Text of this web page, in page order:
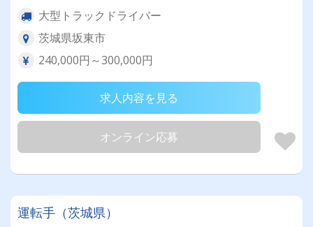
大型トラックドライバー
茨城県坂東市
240,000円～300,000円
求人内容を見る
オンライン応募
運転手（茨城県）